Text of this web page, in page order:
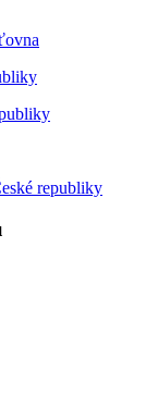
republiky